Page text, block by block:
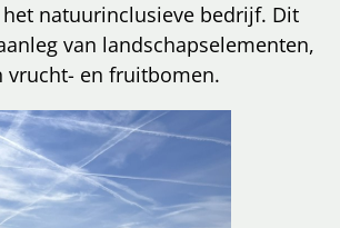
het natuurinclusieve bedrijf. Dit
van landschapselementen,
vrucht- en fruitbomen.